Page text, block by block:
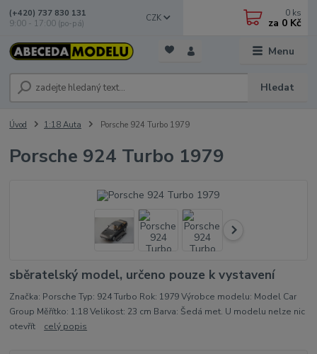
Menu
CZK
Hledat
(+420) 737 830 131
9:00 - 17:00 (po-pá)
0 ks
za 0 Kč
Úvod 1:18 Auta Porsche 924 Turbo 1979
Porsche 924 Turbo 1979
sběratelský model, určeno pouze k vystavení
Značka: Porsche Typ: 924 Turbo Rok: 1979 Výrobce modelu: Model Car
Group Měřítko: 1:18 Velikost: 23 cm Barva: Šedá met. U modelu nelze nic
otevřít celý popis